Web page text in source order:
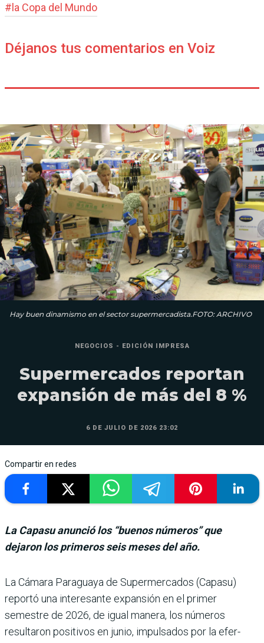
# la Copa del Mundo
Déjanos tus comentarios en Voiz
Hay buen dinamismo en el sector supermercadista.FOTO: ARCHIVO
NEGOCIOS - EDICIÓN IMPRESA
Supermercados reportan
expansión de más del 8 %
6 DE JULIO DE 2026 23:02
Compartir en redes
La Capasu anunció los “buenos números” que
dejaron los primeros seis meses del año.
La Cámara Paraguaya de Supermercados (Capasu)
reportó una interesante expansión en el primer
semestre de 2026, de igual manera, los núme­ros
resultaron positivos en junio, impulsados por la efer­